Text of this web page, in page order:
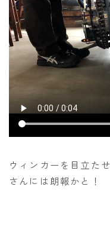
ウィンカーを目立た
さんには朗報かと！